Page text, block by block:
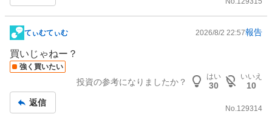
掲
示
板
事
てぃむてぃむ 2026/8/2 22:57報告
買いじゃねー？
強く買いたい
投資の参考になりましたか？
はい
30
いいえ
10
返信
No.129314